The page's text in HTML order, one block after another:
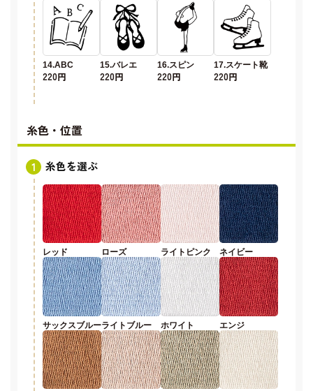
14.ABC
220円
15.バレエ
220円
16.スピン
220円
17.スケート靴
220円
糸色・位置
糸色を選ぶ
レッド ローズ ライトピンク ネイビー
サックスブルーライトブルー ホワイト エンジ